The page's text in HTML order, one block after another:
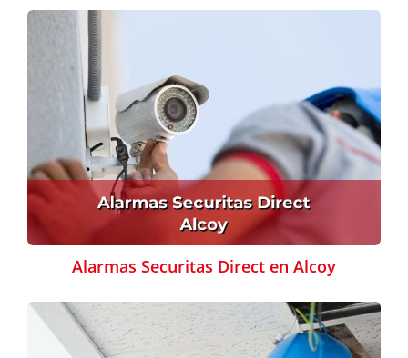
Alarmas Securitas Direct en Alcoy